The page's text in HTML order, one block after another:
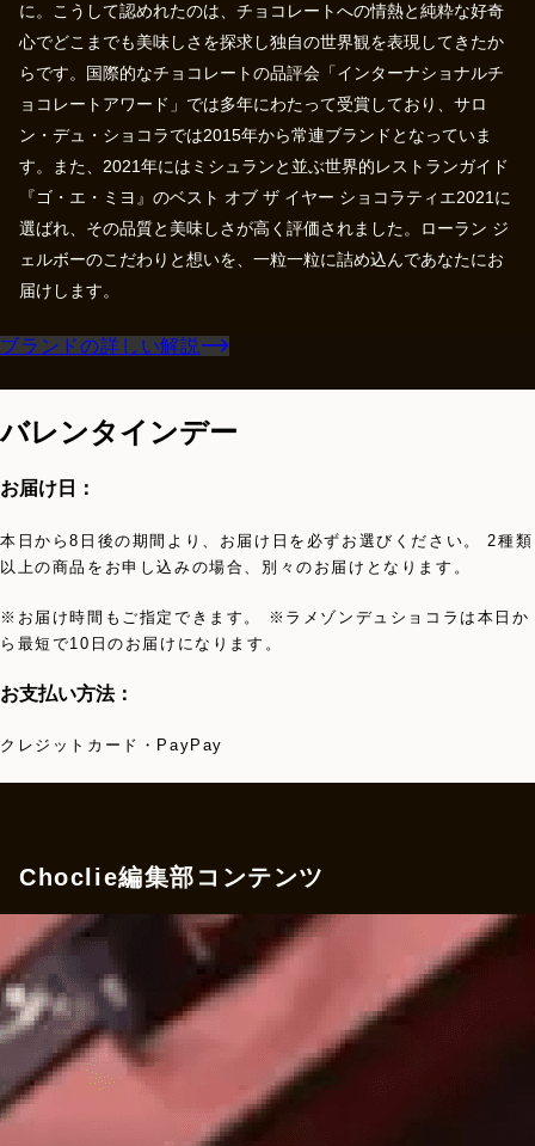
に。こうして認めれたのは、チョコレートへの情熱と純粋な好奇
心でどこまでも美味しさを探求し独自の世界観を表現してきたか
らです。国際的なチョコレートの品評会「インターナショナルチ
ョコレートアワード」では多年にわたって受賞しており、サロ
ン・デュ・ショコラでは2015年から常連ブランドとなっていま
す。また、2021年にはミシュランと並ぶ世界的レストランガイド
『ゴ・エ・ミヨ』のベスト オブ ザ イヤー ショコラティエ2021に
選ばれ、その品質と美味しさが高く評価されました。ローラン ジ
ェルボーのこだわりと想いを、一粒一粒に詰め込んであなたにお
届けします。
ブランドの詳しい解説
バレンタインデー
お届け日：
本日から8日後の期間より、お届け日を必ずお選びください。 2種類
以上の商品をお申し込みの場合、別々のお届けとなります。
※お届け時間もご指定できます。 ※ラメゾンデュショコラは本日か
ら最短で10日のお届けになります。
お支払い方法：
クレジットカード・PayPay
Choclie編集部コンテンツ